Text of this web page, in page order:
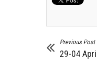
Previous Post
29-04 April